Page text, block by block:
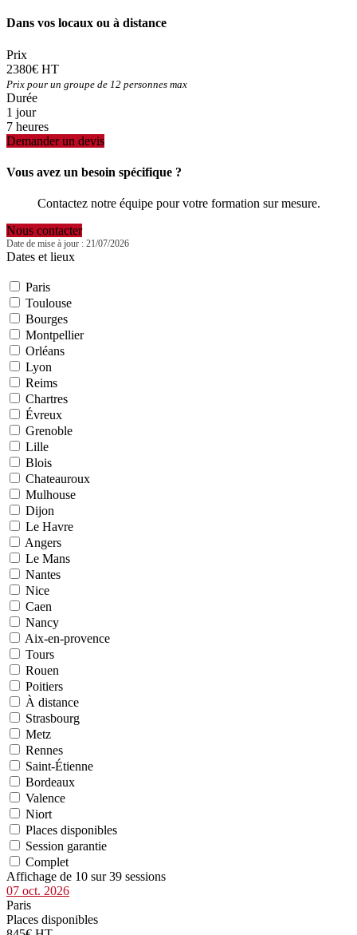
Dans vos locaux ou à distance
Prix
2380€ HT
Prix pour un groupe de 12 personnes max
Durée
1 jour
7 heures
Demander un devis
Vous avez un besoin spécifique ?
Contactez notre équipe pour votre formation sur mesure.
Nous contacter
Date de mise à jour : 21/07/2026
Dates et lieux
Paris
Toulouse
Bourges
Montpellier
Orléans
Lyon
Reims
Chartres
Évreux
Grenoble
Lille
Blois
Chateauroux
Mulhouse
Dijon
Le Havre
Angers
Le Mans
Nantes
Nice
Caen
Nancy
Aix-en-provence
Tours
Rouen
Poitiers
À distance
Strasbourg
Metz
Rennes
Saint-Étienne
Bordeaux
Valence
Niort
Places disponibles
Session garantie
Complet
Affichage de 10 sur 39 sessions
07 oct. 2026
Paris
Places disponibles